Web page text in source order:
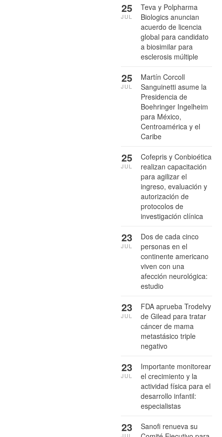
Teva y Polpharma
Biologics anuncian
acuerdo de licencia
global para candidato
a biosimilar para
esclerosis múltiple
25
JUL
Martín Corcoll
Sanguinetti asume la
Presidencia de
Boehringer Ingelheim
para México,
Centroamérica y el
Caribe
25
JUL
Cofepris y Conbioética
realizan capacitación
para agilizar el
ingreso, evaluación y
autorización de
protocolos de
investigación clínica
25
JUL
Dos de cada cinco
personas en el
continente americano
viven con una
afección neurológica:
estudio
23
JUL
FDA aprueba Trodelvy
de Gilead para tratar
cáncer de mama
metastásico triple
negativo
23
JUL
Importante monitorear
el crecimiento y la
actividad física para el
desarrollo infantil:
especialistas
23
JUL
Sanofi renueva su
23